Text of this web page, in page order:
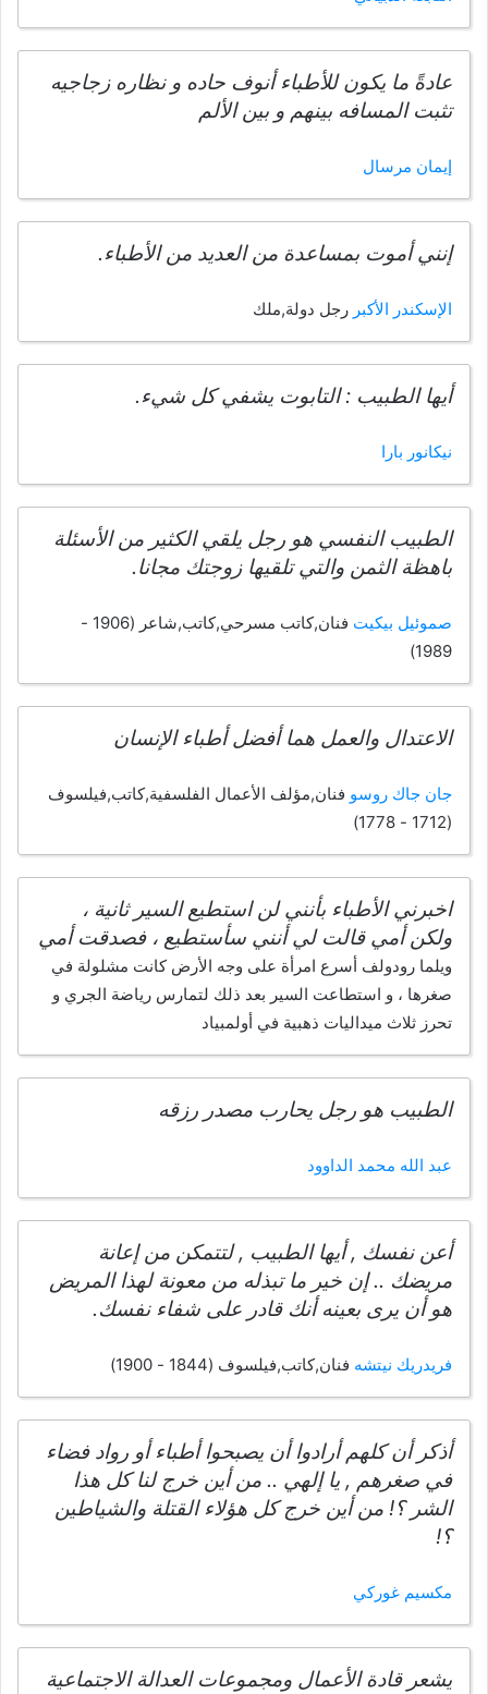
عادةً ما يكون للأطباء أنوف حاده و نظاره زجاجيه
تثبت المسافه بينهم و بين الألم
إيمان مرسال
إنني أموت بمساعدة من العديد من الأطباء.
الإسكندر الأكبر رجل دولة,ملك
أيها الطبيب : التابوت يشفي كل شيء.
نيكانور بارا
الطبيب النفسي هو رجل يلقي الكثير من الأسئلة
باهظة الثمن والتي تلقيها زوجتك مجانا.
صموئيل بيكيت
فنان,كاتب مسرحي,كاتب,شاعر (1906 -
1989)
الاعتدال والعمل هما أفضل أطباء الإنسان
جان جاك روسو فنان,مؤلف الأعمال الفلسفية,كاتب,فيلسوف
(1712 - 1778)
اخبرني الأطباء بأنني لن استطيع السير ثانية ،
ولكن أمي قالت لي أنني سأستطيع ، فصدقت أمي
ويلما رودولف أسرع امرأة على وجه الأرض كانت مشلولة في
صغرها ، و استطاعت السير بعد ذلك لتمارس رياضة الجري و
تحرز ثلاث ميداليات ذهبية في أولمبياد
الطبيب هو رجل يحارب مصدر رزقه
عبد الله محمد الداوود
أعن نفسك , أيها الطبيب , لتتمكن من إعانة
مريضك .. إن خير ما تبذله من معونة لهذا المريض
هو أن يرى بعينه أنك قادر على شفاء نفسك.
فريدريك نيتشه فنان,كاتب,فيلسوف (1844 - 1900)
أذكر أن كلهم أرادوا أن يصبحوا أطباء أو رواد فضاء
في صغرهم , يا إلهي .. من أين خرج لنا كل هذا
الشر ؟! من أين خرج كل هؤلاء القتلة والشياطين
؟!
مكسيم غوركي
يشعر قادة الأعمال ومجموعات العدالة الاجتماعية